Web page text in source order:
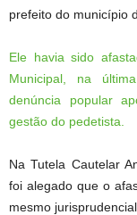
prefeito do município
Ele havia sido
Municipal, na
denúncia popular
gestão do pedetista.
Na Tutela Cautelar
foi alegado que o
mesmo